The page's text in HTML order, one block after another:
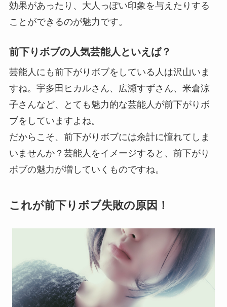
効果があったり、大人っぽい印象を与えたりする
ことができるのが魅力です。
前下りボブの人気芸能人といえば？
芸能人にも前下がりボブをしている人は沢山いま
すね。宇多田ヒカルさん、広瀬すずさん、米倉涼
子さんなど、とても魅力的な芸能人が前下がりボ
ブをしていますよね。
だからこそ、前下がりボブには余計に憧れてしま
いませんか？芸能人をイメージすると、前下がり
ボブの魅力が増していくものですね。
これが前下りボブ失敗の原因！